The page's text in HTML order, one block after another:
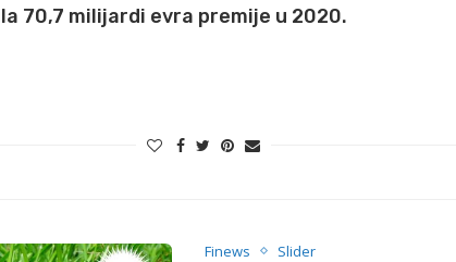
70,7 milijardi evra premije u 2020.
Finews Slider